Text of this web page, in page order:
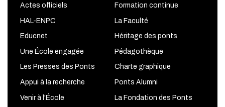
Actes officiels Formation continue
HAL-ENPC La Faculté
Educnet Héritage des ponts
Une École engagée Pédagothèque
Les Presses des Ponts Charte graphique
Appui à la recherche Ponts Alumni
Venir à l'École La Fondation des Ponts